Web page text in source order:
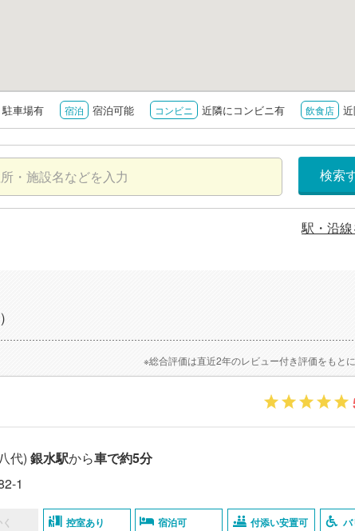
駐車場有 宿泊 宿泊可能 コンビニ 近隣にコンビニ有 飲食店
検索
駅・沿
※総合評価は直近2年のレビュー付き評価をもとに
代) 銀水駅から車で約5分
1
控室あり 宿泊可 付添い安置可 バ